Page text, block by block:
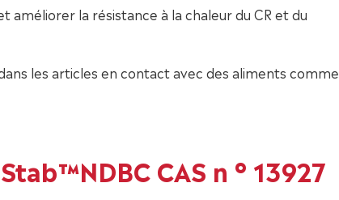
améliorer la résistance à la chaleur du CR et du
les articles en contact avec des aliments comme
CAS n ° 13927